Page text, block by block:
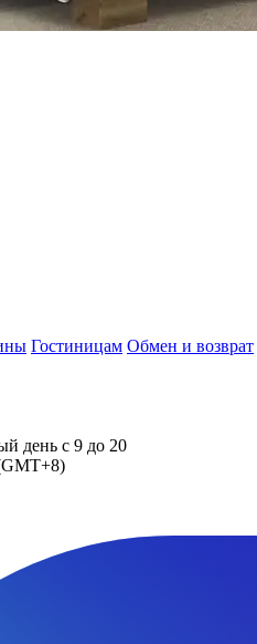
Гостиницам Обмен и возврат
день с 9 до 20